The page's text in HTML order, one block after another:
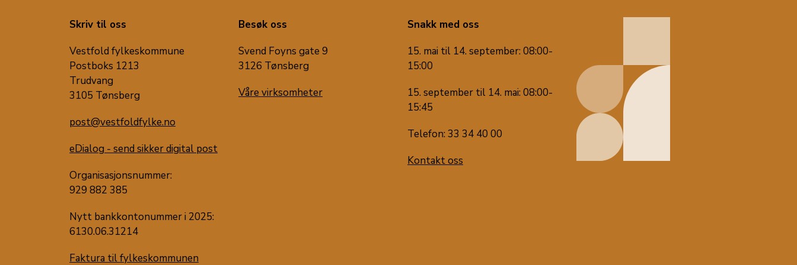
Skriv til oss
Vestfold fylkeskommune
Postboks 1213
Trudvang
3105 Tønsberg
post@vestfoldfylke.no
eDialog - send sikker digital post
Organisasjonsnummer:
929 882 385
Nytt bankkontonummer i 2025:
6130.06.31214
Faktura til fylkeskommunen
Besøk oss
Svend Foyns gate 9
3126 Tønsberg
Våre virksomheter
Snakk med oss
15. mai til 14. september: 08:00-
15:00
15. september til 14. mai: 08:00-
15:45
Telefon: 33 34 40 00
Kontakt oss